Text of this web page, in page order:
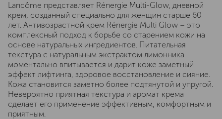
Lancôme представляет Rénergie Multi-Glow, дневной
крем, созданный специально для женщин старше 60
лет. Антивозрастной крем Rénergie Multi Glow – это
комплексный подход к борьбе со старением кожи на
основе натуральных ингредиентов. Питательная
текстура с натуральным экстрактом лимонника
моментально впитывается и дарит коже заметный
эффект лифтинга, здоровое восстановление и сияние.
Кожа становится заметно более подтянутой и упругой.
Невероятно приятная текстура и аромат крема
сделает его применение эффективным, комфортным и
приятным.